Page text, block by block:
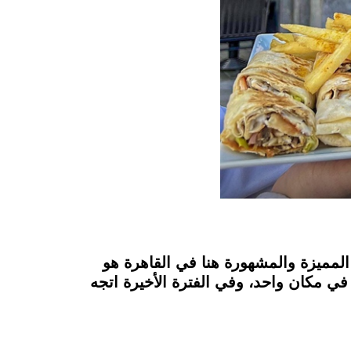
والمشهورة هنا في القاهرة هو
مكان واحد، وفي الفترة الأخيرة اتجه